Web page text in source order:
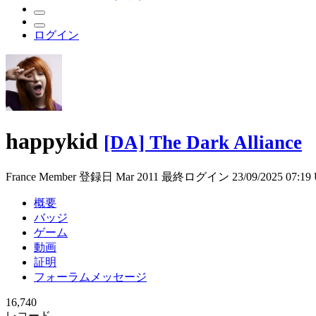
ログイン
happykid [DA] The Dark Alliance
France Member登録日 Mar 2011 最終ログイン 23/09/2025 07:19
概要
バッジ
ゲーム
動画
証明
フォーラムメッセージ
16,740